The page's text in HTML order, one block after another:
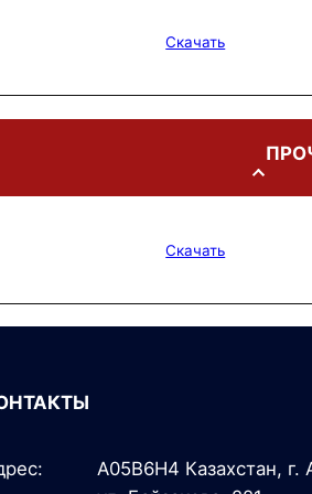
Скачать
Скачать
A05B6H4 Казахстан, г.